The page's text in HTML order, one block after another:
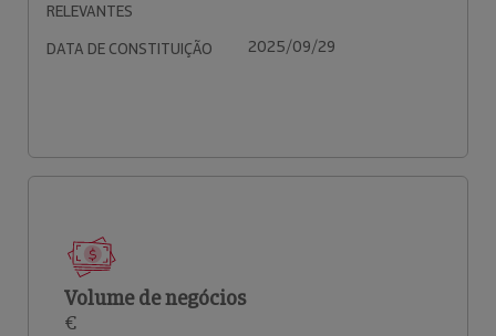
RELEVANTES
DATA DE CONSTITUIÇÃO 2025/09/29
Volume de negócios
€